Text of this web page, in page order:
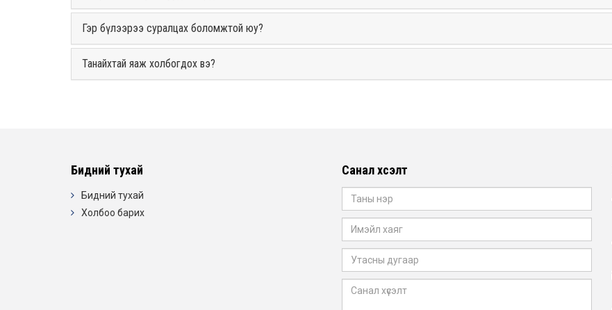
Гэр бүлээрээ суралцах боломжтой юу?
Танайхтай яаж холбогдох вэ?
Бидний тухай
Бидний тухай
Холбоо барих
Санал хүсэлт